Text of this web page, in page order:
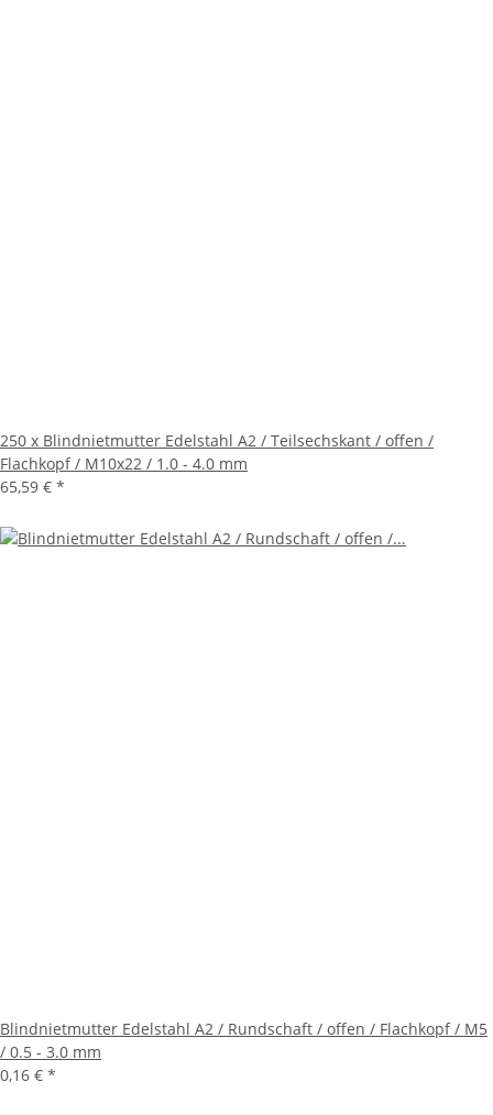
250 x Blindnietmutter Edelstahl A2 / Teilsechskant / offen /
Flachkopf / M10x22 / 1.0 - 4.0 mm
65,59 € *
Blindnietmutter Edelstahl A2 / Rundschaft / offen / Flachkopf / M5
/ 0.5 - 3.0 mm
0,16 € *